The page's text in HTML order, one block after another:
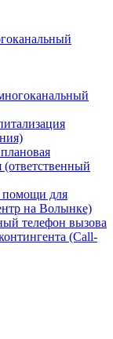
(ответственный
помощи для
на Волынке)
телефон вызова
(Call-